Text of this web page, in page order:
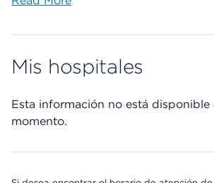
Mis hospitales
Esta información no está disponible
momento.